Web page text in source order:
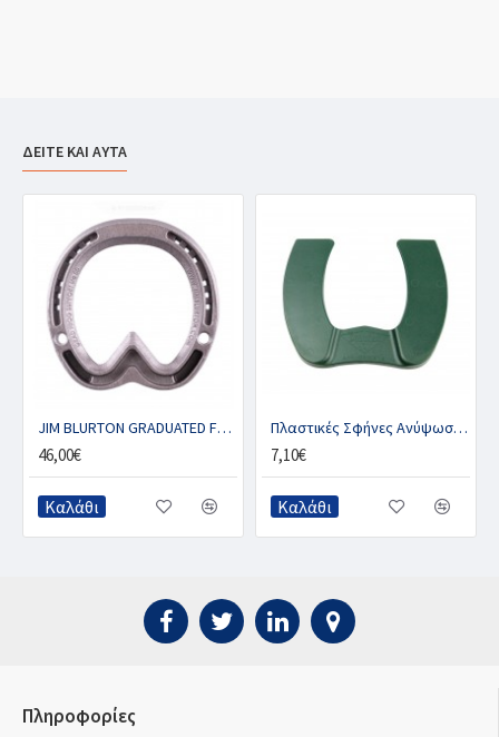
ΔΕΙΤΕ ΚΑΙ ΑΥΤΑ
JIM BLURTON GRADUATED FROG SUPPORT - Μπροστινό με 2 κλιπ (ζευγ.)
46,00€
Καλάθι
Πλαστικές Σφήνες Ανύψωσης Φτέρνας, DIAMOND
7,10€
Καλάθι
Πληροφορίες